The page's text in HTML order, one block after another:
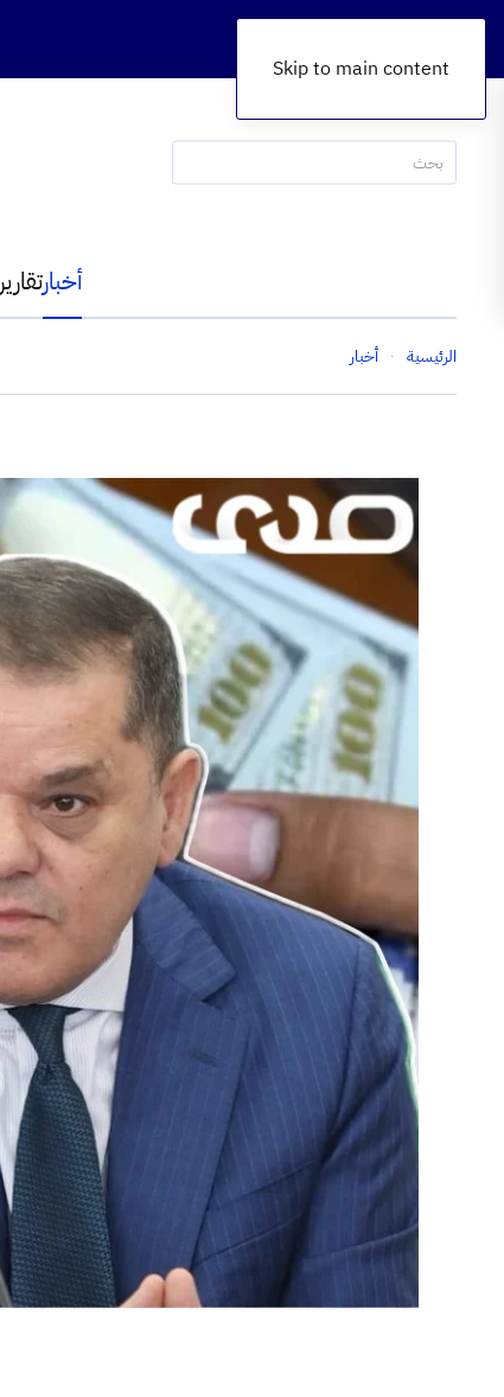
Skip to main content
أخبارتقارير
الرئيسية أخبار